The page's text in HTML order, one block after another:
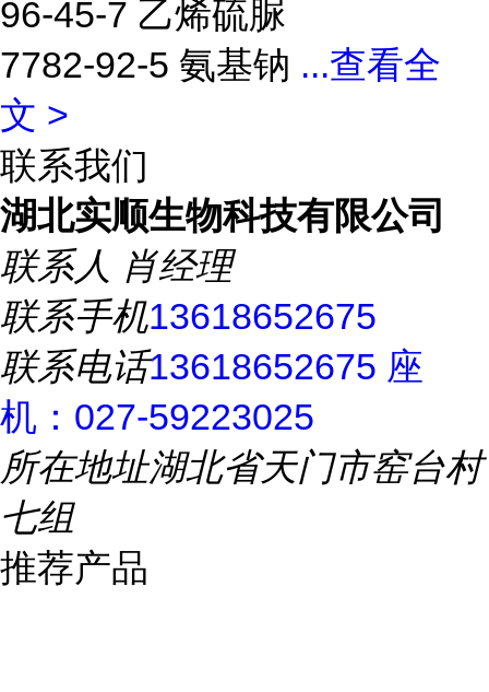
96-45-7 乙烯硫脲
7782-92-5 氨基钠 ...查看全
文 >
联系我们
湖北实顺生物科技有限公司
联系人 肖经理
联系手机13618652675
联系电话13618652675 座
机：027-59223025
所在地址湖北省天门市窑台村
七组
推荐产品